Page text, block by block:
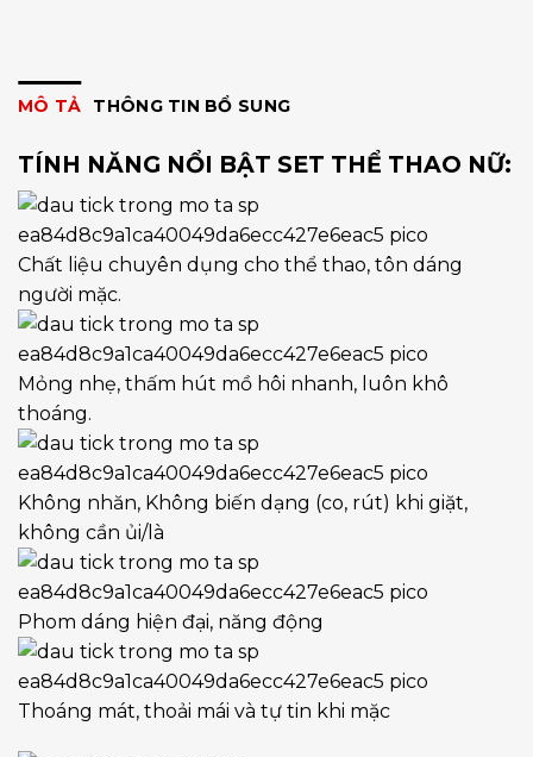
MÔ TẢ THÔNG TIN BỔ SUNG
TÍNH NĂNG NỔI BẬT SET THỂ THAO NỮ:
Chất liệu chuyên dụng cho thể thao, tôn dáng
người mặc.
Mỏng nhẹ, thấm hút mồ hôi nhanh, luôn khô
thoáng.
Không nhăn, Không biến dạng (co, rút) khi giặt,
không cần ủi/là
Phom dáng hiện đại, năng động
Thoáng mát, thoải mái và tự tin khi mặc